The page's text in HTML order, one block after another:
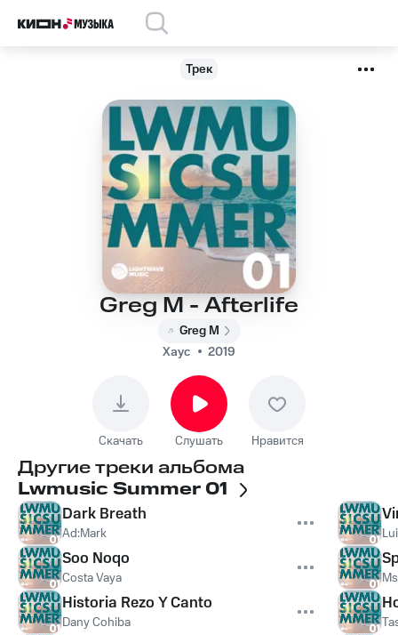
Трек
Greg M - Afterlife
Greg M
Хаус
2019
Скачать Слушать Нравится
Другие треки альбома
Lwmusic Summer 01
Dark Breath
Ad:Mark
Soo Noqo
Costa Vaya
Historia Rezo Y Canto
Dany Cohiba